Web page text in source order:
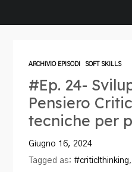
Book Club
Blog
Contatti
ARCHIVIO EPISODI SOFT SKILLS
#Ep. 24-
Pensiero
tecniche per
Giugno 16, 2024
Tagged as:#criticlthinking